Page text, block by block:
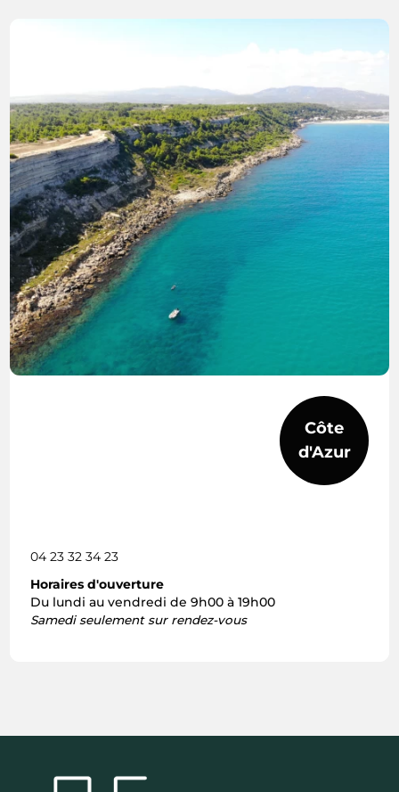
Côte
d'Azur
04 23 32 34 23
Horaires d'ouverture
Du lundi au vendredi de 9h00 à 19h00
Samedi seulement sur rendez-vous